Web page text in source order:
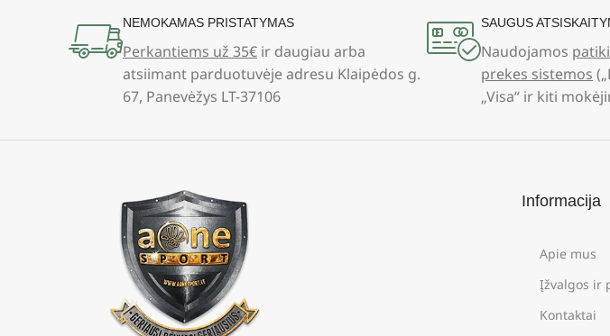
NEMOKAMAS PRISTATYMAS
Perkantiems už 35€ir daugiau arba
atsiimant parduotuvėje adresu Klaipėdos g.
67, Panevėžys LT-37106
SAUGUS
Naudojamos
prekes sistemos
„Visa“ ir kiti
Informacija
Apie mus
Įžvalgos ir
Kontaktai